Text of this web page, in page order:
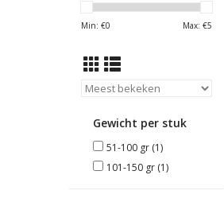
Min: €0 Max: €5
Gewicht per stuk
51-100 gr (1)
101-150 gr (1)